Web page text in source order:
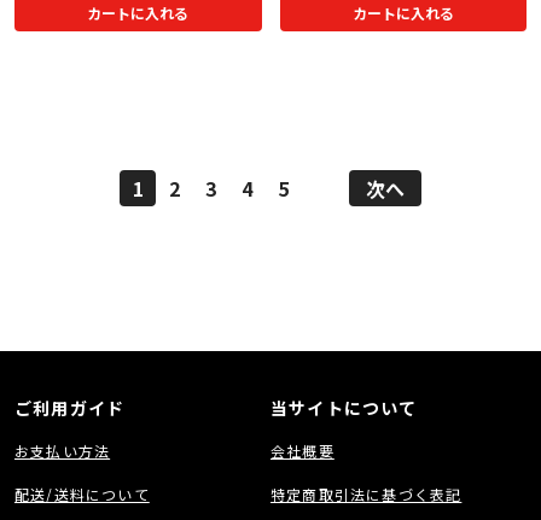
カートに入れる カートに入れる
1 2 3 4 5 次へ
ご利用ガイド
お支払い方法
配送/送料について
当サイトについて
会社概要
特定商取引法に基づく表記